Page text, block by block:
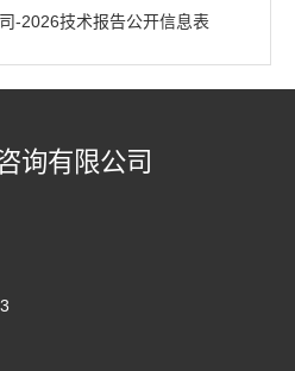
-2026技术报告公开信息表
询有限公司